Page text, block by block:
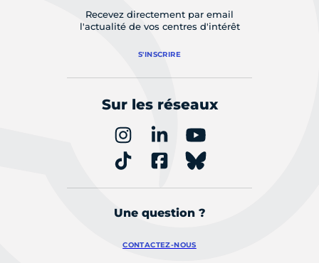
Recevez directement par email
l'actualité de vos centres d'intérêt
S'INSCRIRE
Sur les réseaux
Une question ?
CONTACTEZ-NOUS